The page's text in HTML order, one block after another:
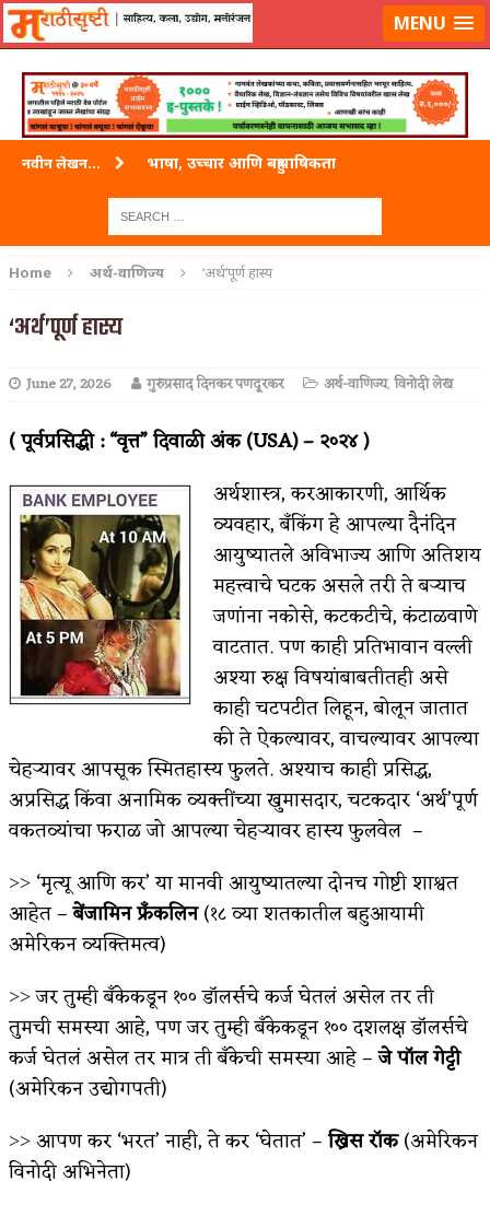
लॉग-इन करा|लेखक नोंदणी कराMENU
नवीन लेखन... भाषा, उच्चार आणि बहुभाषिकता
ताम्र – एक अफलातून धातू (COPPER)
पाटलाची विहीर
शपथ
किती घोषणांचा पाऊस होता
कसं हुईन तं हू माय…
काळजाचे प्रेत
चमकदार चांदी
आदिवासींचा डॉक्टर, समाजसेवेचा ध्यास : डॉ. राहुल
डेंग्यू: ताप उतरला म्हणजे धोका टळला असे नाही!
४ जुलै – इतिहासात घडलेल्या महत्त्वाच्या घटना
सुवर्ण – झळाळी
‘अर्थ’पूर्ण हास्य
अपूर्ण कथा
बुडीच खटलं – संयुक्त कुटुंब का गरजेचं?
Home अर्थ-वाणिज्य ‘अर्थ’पूर्ण हास्य
‘अर्थ’पूर्ण हास्य
June 27, 2026 गुरुप्रसाद दिनकर पणदूरकर अर्थ-वाणिज्य,विनोदी लेख
( पूर्वप्रसिद्धी : “वृत्त” दिवाळी अंक (USA) – २०२४ )
अर्थशास्त्र, करआकारणी, आर्थिक
व्यवहार, बँकिंग हे आपल्या दैनंदिन
आयुष्यातले अविभाज्य आणि अतिशय
महत्त्वाचे घटक असले तरी ते बऱ्याच
जणांना नकोसे, कटकटीचे, कंटाळवाणे
वाटतात. पण काही प्रतिभावान वल्ली
अश्या रुक्ष विषयांबाबतीतही असे
काही चटपटीत लिहून, बोलून जातात
की ते ऐकल्यावर, वाचल्यावर आपल्या
चेहऱ्यावर आपसूक स्मितहास्य फुलते. अश्याच काही प्रसिद्ध,
अप्रसिद्ध किंवा अनामिक व्यक्तींच्या खुमासदार, चटकदार ‘अर्थ’पूर्ण
वकतव्यांचा फराळ जो आपल्या चेहऱ्यावर हास्य फुलवेल –
˃˃ ‘मृत्यू आणि कर’ या मानवी आयुष्यातल्या दोनच गोष्टी शाश्वत
आहेत –बेंजामिन फ्रँकलिन(१८ व्या शतकातील बहुआयामी
अमेरिकन व्यक्तिमत्व)
˃˃ जर तुम्ही बँकेकडून १०० डॉलर्सचे कर्ज घेतलं असेल तर ती
तुमची समस्या आहे, पण जर तुम्ही बँकेकडून १०० दशलक्ष डॉलर्सचे
कर्ज घेतलं असेल तर मात्र ती बँकेची समस्या आहे –जे पॉल गेट्टी
(अमेरिकन उद्योगपती)
˃˃ आपण कर ‘भरत’ नाही, ते कर ‘घेतात’ –ख्रिस रॉक(अमेरिकन
विनोदी अभिनेता)